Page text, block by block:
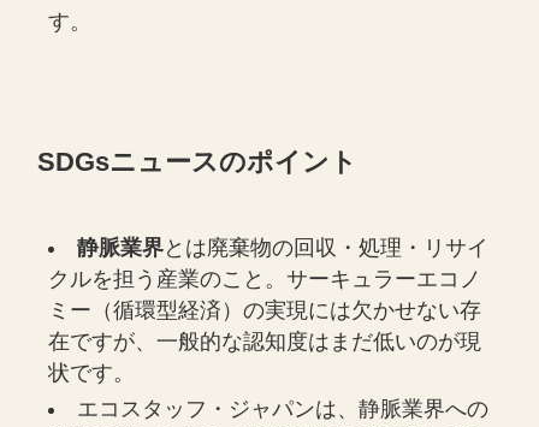
す。
SDGsニュースのポイント
静脈業界とは廃棄物の回収・処理・リサイ
クルを担う産業のこと。サーキュラーエコノ
ミー（循環型経済）の実現には欠かせない存
在ですが、一般的な認知度はまだ低いのが現
状です。
エコスタッフ・ジャパンは、静脈業界への